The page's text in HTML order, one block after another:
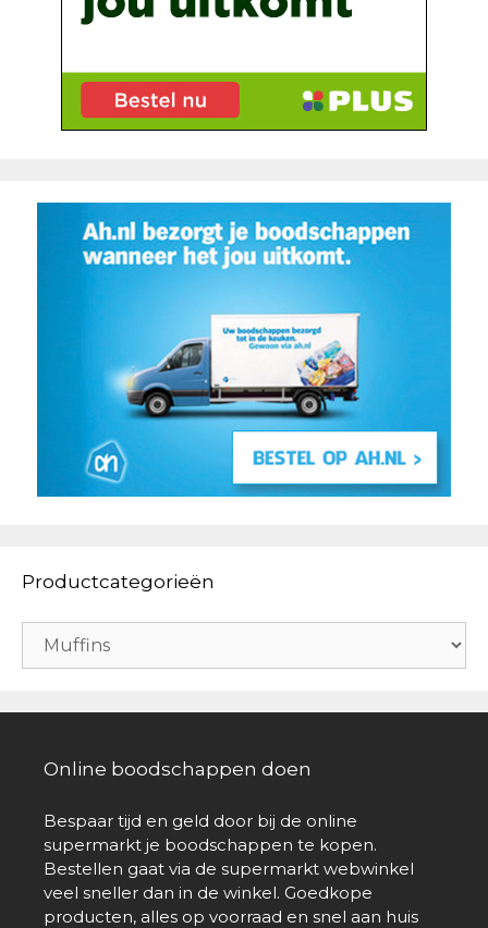
Productcategorieën
Online boodschappen doen
Bespaar tijd en geld door bij de online
supermarkt je boodschappen te kopen.
Bestellen gaat via de supermarkt webwinkel
veel sneller dan in de winkel. Goedkope
producten, alles op voorraad en snel aan huis